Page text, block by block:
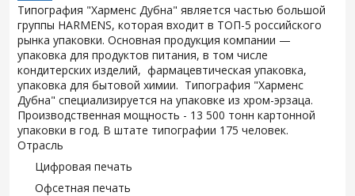
Типография "Харменс Дубна" является частью большой
группы HARMENS, которая входит в ТОП-5 российского
рынка упаковки. Основная продукция компании —
упаковка для продуктов питания, в том числе
кондитерских изделий, фармацевтическая упаковка,
упаковка для бытовой химии. Типография "Харменс
Дубна" специализируется на упаковке из хром-эрзаца.
Производственная мощность - 13 500 тонн картонной
упаковки в год. В штате типографии 175 человек.
Отрасль
Цифровая печать
Офсетная печать